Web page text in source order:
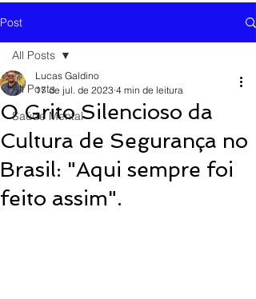
Post
All Posts
Saúde Mental
All Posts
O Grito Silencioso da
Cultura de Segurança no
Brasil: "Aqui sempre foi
feito assim".
Lucas Galdino
17 de jul. de 2023 4 min de leitura